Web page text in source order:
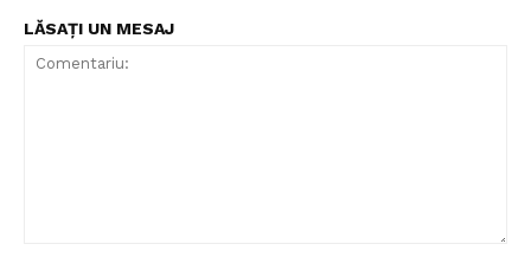
LĂSAȚI UN MESAJ